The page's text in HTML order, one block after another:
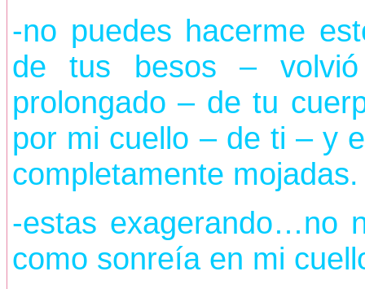
-no puedes hacerme
de tus besos –
prolongado – de tu
por mi cuello – de ti – y
completamente mojadas.
-estas exagerando…no
como sonreía en mi